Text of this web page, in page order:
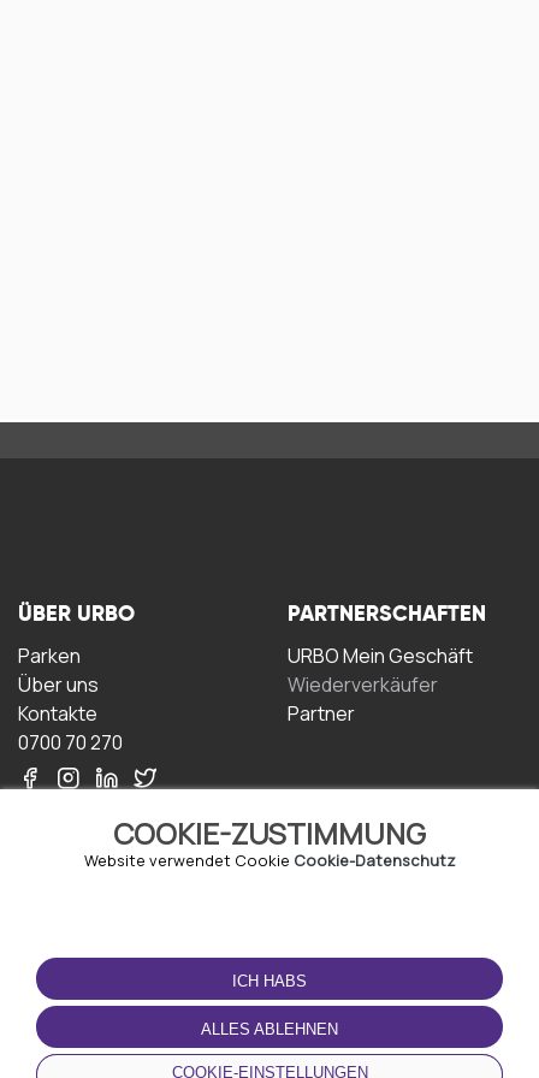
COOKIE-ZUSTIMMUNG
Website verwendet Cookie Cookie-Datenschutz
ICH HABS
ALLES ABLEHNEN
COOKIE-EINSTELLUNGEN
ÜBER URBO
Parken
Über uns
Kontakte
0700 70 270
PARTNERSCHAFTEN
URBO Mein Geschäft
Wiederverkäufer
Partner
NUTZUNGSBEDINGUNGEN
Geschäftsbedingungen
Datenschutz-
Bestimmungen
Cookie-Richtlinie
LADEN SIE DIE APP
HERUNTER